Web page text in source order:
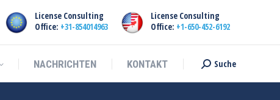
License Consulting
Office: +31-854014963
License Consulting
Office: +1-650-452-6192
NACHRICHTEN KONTAKT Suche:
Suche
NACHRICHTEN KONTAKT Suche:Suche